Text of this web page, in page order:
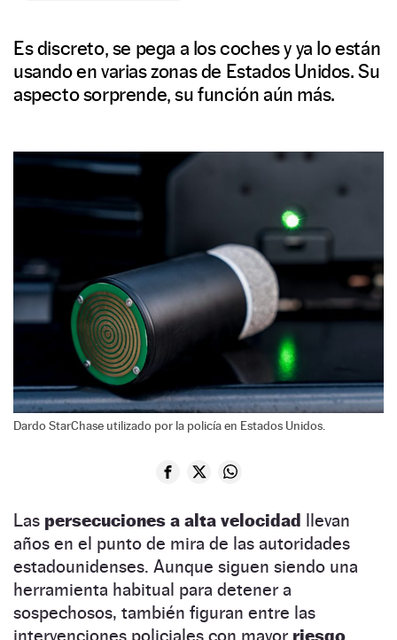
Es discreto, se pega a los coches y ya lo están
usando en varias zonas de Estados Unidos. Su
aspecto sorprende, su función aún más.
Dardo StarChase utilizado por la policía en Estados Unidos.
Las persecuciones a alta velocidad llevan
años en el punto de mira de las autoridades
estadounidenses. Aunque siguen siendo una
herramienta habitual para detener a
sospechosos, también figuran entre las
intervenciones policiales con mayor riesgo